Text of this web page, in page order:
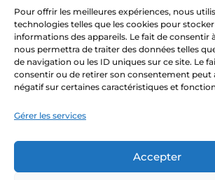
Pour offrir les meilleures expériences, nous
technologies telles que les cookies pour
informations des appareils. Le fait de consentir
nous permettra de traiter des données telles
de navigation ou les ID uniques sur ce site. Le
consentir ou de retirer son consentement peut
négatif sur certaines caractéristiques et
Gérer les services
Accepter
FABRICATION FRANÇAISE